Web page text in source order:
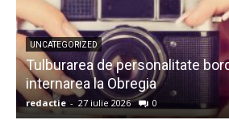
UNCATEGORIZED
Tulburarea de personalitate
internarea la Obregia
redactie - 27 iulie 2026 0